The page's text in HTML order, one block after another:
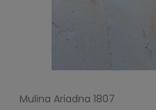
Mulina Ariadna 1807